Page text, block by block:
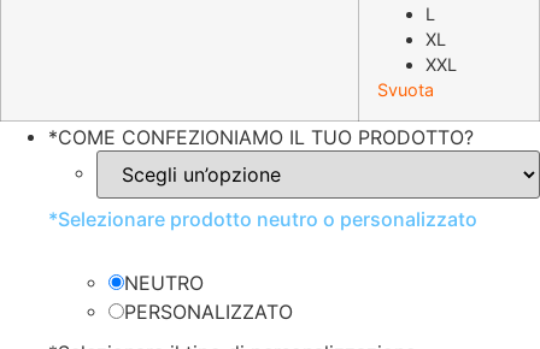
L
XL
XXL
Svuota
*COME CONFEZIONIAMO IL TUO PRODOTTO?
*Selezionare prodotto neutro o personalizzato
NEUTRO
PERSONALIZZATO